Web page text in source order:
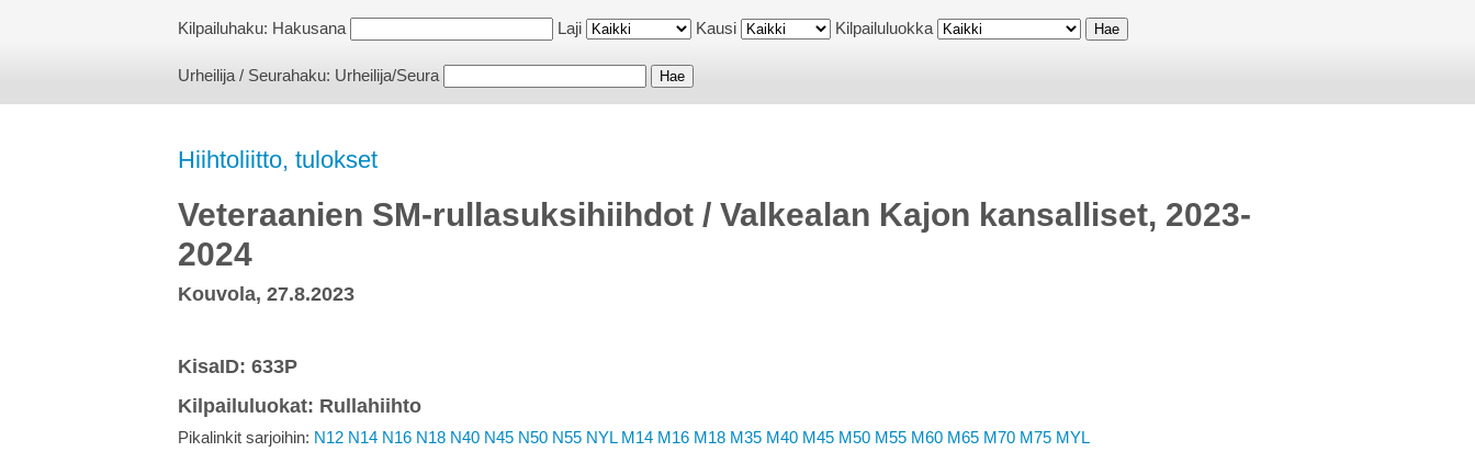
Kilpailuhaku: Hakusana Laji Kausi Kilpailuluokka
Urheilija / Seurahaku: Urheilija/Seura
Hiihtoliitto, tulokset
Veteraanien SM-rullasuksihiihdot / Valkealan Kajon kansalliset, 2023-
2024
Kouvola, 27.8.2023
KisaID: 633P
Kilpailuluokat: Rullahiihto
Pikalinkit sarjoihin: N12 N14 N16 N18 N40 N45 N50 N55 NYL M14 M16 M18 M35 M40 M45 M50 M55 M60 M65 M70 M75 MYL